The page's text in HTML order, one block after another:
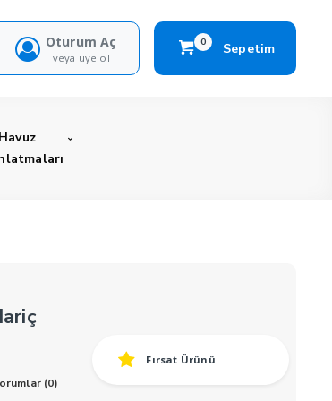
Oturum Aç
veya üye ol
0 Sepetim
Havuz
(0)
Fırsat Ürünü